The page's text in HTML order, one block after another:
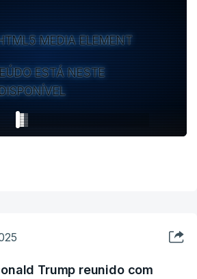
MEDIA ELEMENT
ESTÁ NESTE
Trump reunido com